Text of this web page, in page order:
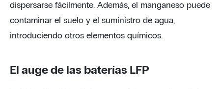
dispersarse fácilmente. Además, el manganeso puede
contaminar el suelo y el suministro de agua,
introduciendo otros elementos químicos.
El auge de las baterías LFP